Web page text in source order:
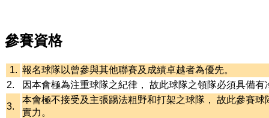
參賽資格
1. 報名球隊以曾參與其他聯賽及成績卓越者為優先。
2.
因本會極為注重球隊之紀律， 故此球隊之領隊必須具備
3.
本會極不接受及主張踢法粗野和打架之球隊， 故此參賽
實力。